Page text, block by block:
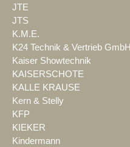
JTE
JTS
K.M.E.
K24 Technik & Vertrieb GmbH
Kaiser Showtechnik
KAISERSCHOTE
KALLE KRAUSE
Kern & Stelly
KFP
KIEKER
Kindermann